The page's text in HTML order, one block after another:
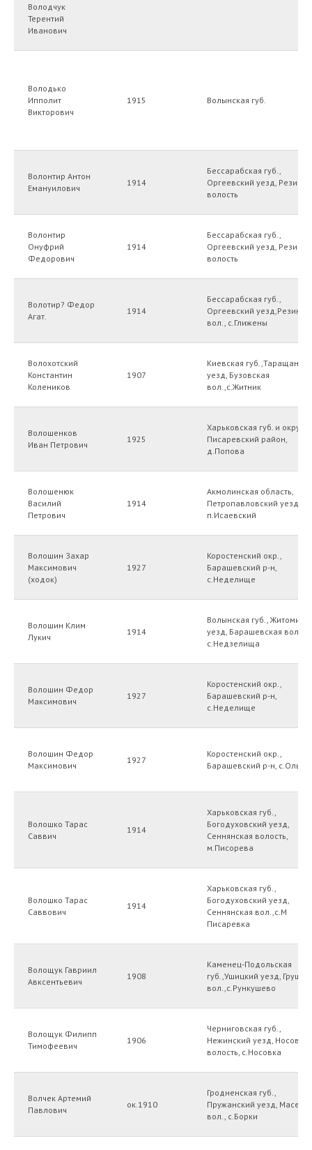
Володчук
Терентий
Иванович
Володько
Ипполит
Викторович
1915 Волынская губ.
Волонтир Антон
Емануилович
1914
Бессарабская губ.,
Оргеевский уезд,
волость
Волонтир
Онуфрий
Федорович
1914
Бессарабская губ.,
Оргеевский уезд,
волость
Волотир? Федор
Агат.
1914
Бессарабская губ.,
Оргеевский
вол., с.Глижены
Волохотский
Константин
Колеников
1907
Киевская
уезд, Бузовская
вол.,с.Житник
Волошенков
Иван Петрович
1925
Харьковская губ. и округ
Писаревский район,
д.Попова
Волошенюк
Василий
Петрович
1914
Акмолинская область,
Петропавловский уезд,
п.Исаевский
Волошин Захар
Максимович
(ходок)
1927
Коростенский окр.,
Барашевский р-н,
с.Неделище
Волошин Клим
Лукич
1914
Волынская губ.,
уезд, Барашевская
с.Недзелища
Волошин Федор
Максимович
1927
Коростенский окр.,
Барашевский р-н,
с.Неделище
Волошин Федор
Максимович
1927
Коростенский окр.,
Барашевский р-н,
Волошко Тарас
Саввич
1914
Харьковская губ.,
Богодуховский уезд,
Сеннянская волость,
м.Писорева
Волошко Тарас
Саввович
1914
Харьковская губ.,
Богодуховский уезд,
Сеннянская вол.,с.М
Писаревка
Волощук Гавриил
Авксентьевич
1908
Каменец-Подольская
губ.,Ушицкий уезд,
вол.,с.Рункушево
Волощук Филипп
Тимофеевич
1906
Черниговская губ.,
Нежинский уезд,
волость, с.Носовка
Волчек Артемий
Павлович
ок.1910
Гродненская губ.,
Пружанский уезд,
вол., с.Борки